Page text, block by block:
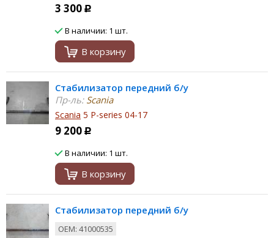
3 300 Р
В наличии: 1 шт.
В корзину
Стабилизатор передний б/у
Пр-ль:Scania
Scania 5 P-series 04-17
9 200 Р
В наличии: 1 шт.
В корзину
Стабилизатор передний б/у
ОЕМ: 41000535